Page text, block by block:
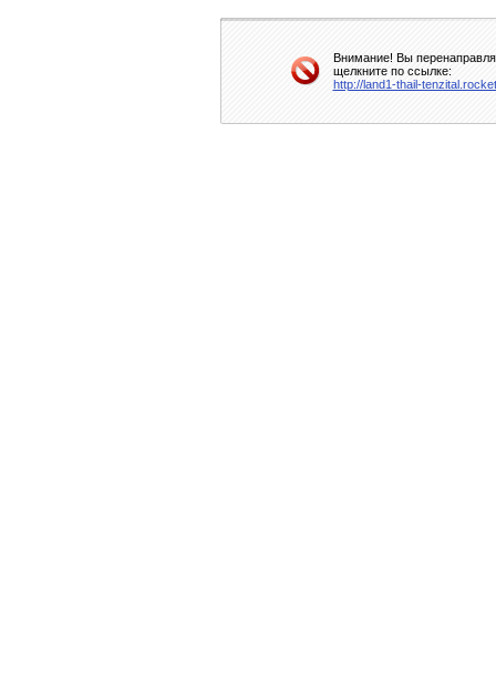
Внимание! Вы
щелкните по ссылке:
http://land1-thail-